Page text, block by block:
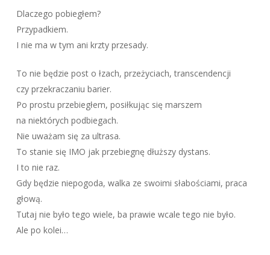
Dlaczego pobiegłem?
Przypadkiem.
I nie ma w tym ani krzty przesady.
To nie będzie post o łzach, przeżyciach, transcendencji
czy przekraczaniu barier.
Po prostu przebiegłem, posiłkując się marszem
na niektórych podbiegach.
Nie uważam się za ultrasa.
To stanie się IMO jak przebiegnę dłuższy dystans.
I to nie raz.
Gdy będzie niepogoda, walka ze swoimi słabościami, praca
głową.
Tutaj nie było tego wiele, ba prawie wcale tego nie było.
Ale po kolei…